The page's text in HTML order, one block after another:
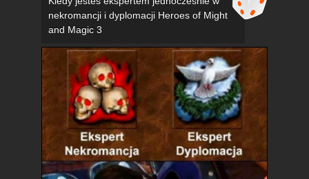
nekromancji i dyplomacji Heroes of Might
and Magic 3